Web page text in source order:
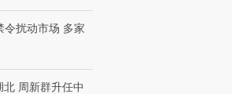
令扰动市场 多家
北 周新群升任中